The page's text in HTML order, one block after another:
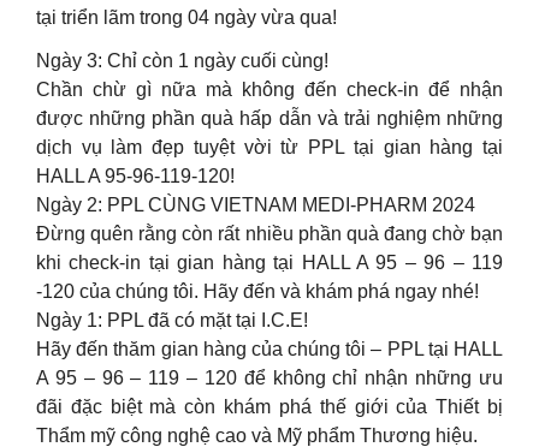
tại triển lãm trong 04 ngày vừa qua!
Ngày 3: Chỉ còn 1 ngày cuối cùng!
Chần chừ gì nữa mà không đến check-in để nhận
được những phần quà hấp dẫn và trải nghiệm những
dịch vụ làm đẹp tuyệt vời từ PPL tại gian hàng tại
HALL A 95-96-119-120!
Ngày 2: PPL CÙNG VIETNAM MEDI-PHARM 2024
Đừng quên rằng còn rất nhiều phần quà đang chờ bạn
khi check-in tại gian hàng tại HALL A 95 – 96 – 119
-120 của chúng tôi. Hãy đến và khám phá ngay nhé!
Ngày 1: PPL đã có mặt tại I.C.E!
Hãy đến thăm gian hàng của chúng tôi – PPL tại HALL
A 95 – 96 – 119 – 120 để không chỉ nhận những ưu
đãi đặc biệt mà còn khám phá thế giới của Thiết bị
Thẩm mỹ công nghệ cao và Mỹ phẩm Thương hiệu.